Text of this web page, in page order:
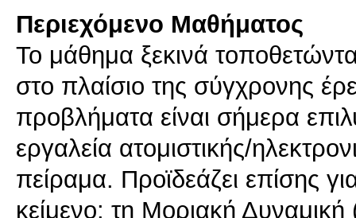
Περιεχόμενο Μαθήματος
Το μάθημα ξεκινά
στο πλαίσιο της σύγχρονης
προβλήματα είναι σήμερα
εργαλεία ατομιστικής/
πείραμα. Προϊδεάζει επίσης
κείμενο: τη Μοριακή Δυναμική